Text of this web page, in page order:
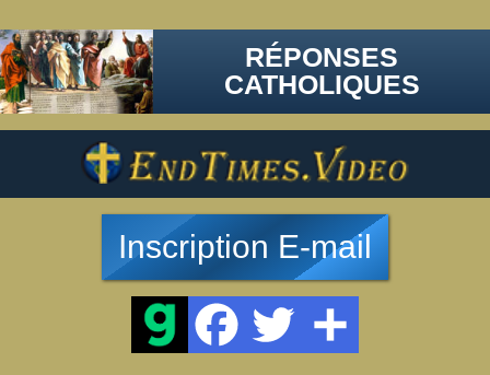
RÉPONSES
CATHOLIQUES
Inscription E-mail